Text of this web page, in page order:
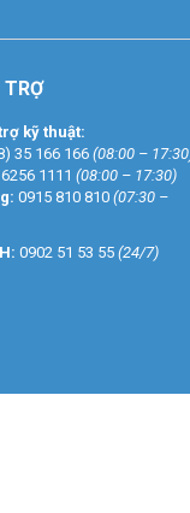
kỹ thuật:
35 166 166 (08:00 –
1111 (08:00 – 17:30)
0915 810 810 (07:30 –
0902 51 53 55 (24/7)